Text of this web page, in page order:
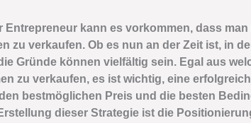
Entrepreneur kann es vorkommen, dass
zu verkaufen. Ob es nun an der Zeit ist, in
Gründe können vielfältig sein. Egal aus
zu verkaufen, es ist wichtig, eine
bestmöglichen Preis und die besten
dieser Strategie ist die